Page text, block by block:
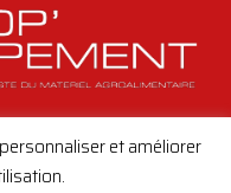
et améliorer